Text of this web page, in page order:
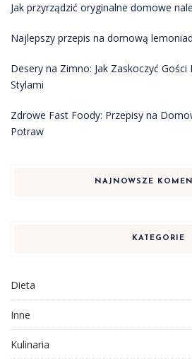
Jak przyrządzić oryginalne domowe
Najlepszy przepis na domową
Desery na Zimno: Jak Zaskoczyć Gości
Stylami
Zdrowe Fast Foody: Przepisy na
Potraw
NAJNOWSZE
KATEGORIE
Dieta
Inne
Kulinaria